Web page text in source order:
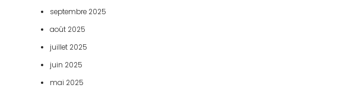
septembre 2025
août 2025
juillet 2025
juin 2025
mai 2025